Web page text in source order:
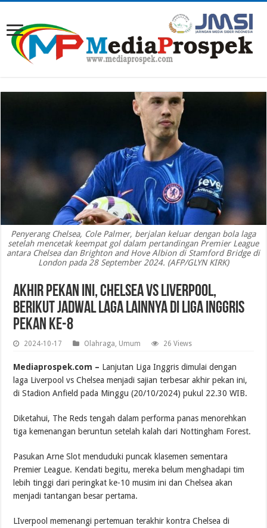
Penyerang Chelsea, Cole Palmer, berjalan keluar dengan bola laga
setelah mencetak keempat gol dalam pertandingan Premier League
antara Chelsea dan Brighton and Hove Albion di Stamford Bridge di
London pada 28 September 2024. (AFP/GLYN KIRK)
Akhir Pekan Ini, Chelsea Vs Liverpool,
Berikut Jadwal Laga Lainnya di Liga Inggris
Pekan ke-8
2024-10-17 Olahraga Umum 26 Views
Mediaprospek.com – Lanjutan Liga Inggris dimulai dengan
laga Liverpool vs Chelsea menjadi sajian terbesar akhir pekan ini,
di Stadion Anfield pada Minggu (20/10/2024) pukul 22.30 WIB.
Diketahui, The Reds tengah dalam performa panas menorehkan
tiga kemenangan beruntun setelah kalah dari Nottingham Forest.
Pasukan Arne Slot menduduki puncak klasemen sementara
Premier League. Kendati begitu, mereka belum menghadapi tim
lebih tinggi dari peringkat ke-10 musim ini dan Chelsea akan
menjadi tantangan besar pertama.
LIverpool memenangi pertemuan terakhir kontra Chelsea di